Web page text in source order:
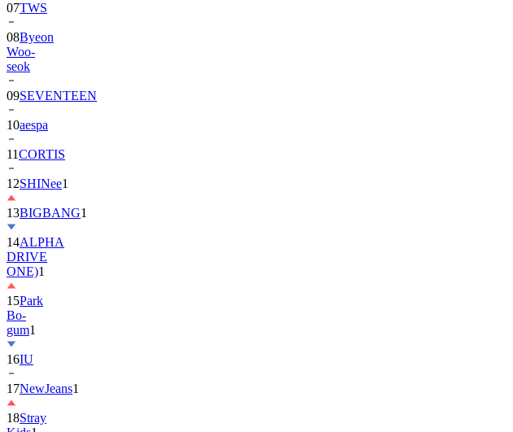
07TWS
08Byeon
Woo-
seok
09SEVENTEEN
10aespa
11CORTIS
12SHINee1
13BIGBANG1
14ALPHA
DRIVE
ONE)1
15Park
Bo-
gum1
16IU
17NewJeans1
18Stray